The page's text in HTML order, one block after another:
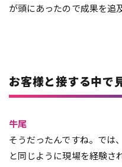
が頭にあったので成果を追
お客様と接する中で
牛尾
そうだったんですね。では
と同じように現場を経験さ